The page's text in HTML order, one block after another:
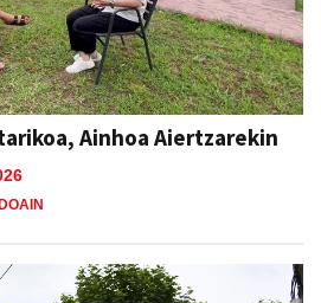
Ainhoa Aiertzarekin